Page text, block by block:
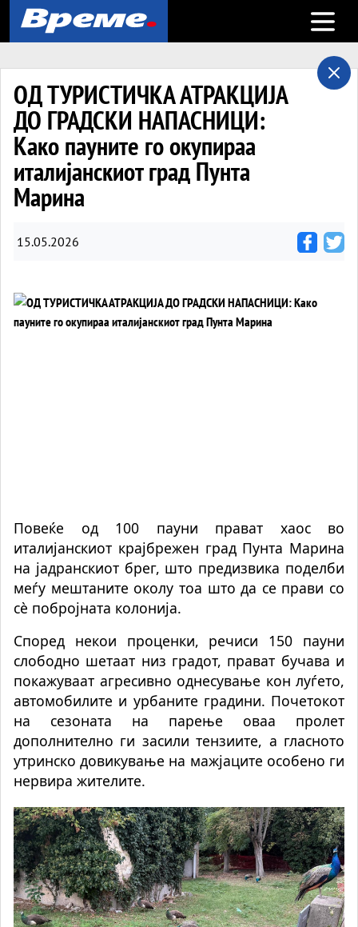
Open
ОД ТУРИСТИЧКА АТРАКЦИЈА
ДО ГРАДСКИ НАПАСНИЦИ:
Како пауните го окупираа
италијанскиот град Пунта
Марина
15.05.2026
Повеќе од 100 пауни прават хаос во
италијанскиот крајбрежен град Пунта Марина
на јадранскиот брег, што предизвика поделби
меѓу мештаните околу тоа што да се прави со
сè побројната колонија.
Според некои проценки, речиси 150 пауни
слободно шетаат низ градот, прават бучава и
покажуваат агресивно однесување кон луѓето,
автомобилите и урбаните градини. Почетокот
на сезоната на парење оваа пролет
дополнително ги засили тензиите, а гласното
утринско довикување на мажјаците особено ги
нервира жителите.